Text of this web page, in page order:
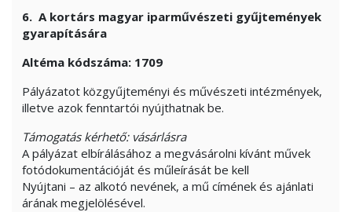
6. A kortárs magyar iparművészeti gyűjtemények
gyarapítására
Altéma kódszáma: 1709
Pályázatot közgyűjteményi és művészeti intézmények,
illetve azok fenntartói nyújthatnak be.
Támogatás kérhető: vásárlásra
A pályázat elbírálásához a megvásárolni kívánt művek
fotódokumentációját és műleírását be kell
Nyújtani – az alkotó nevének, a mű címének és ajánlati
árának megjelölésével.